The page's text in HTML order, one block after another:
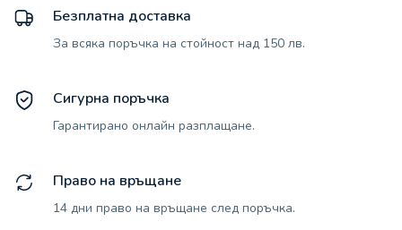
Безплатна доставка
За всяка поръчка на стойност над 150 лв.
Сигурна поръчка
Гарантирано онлайн разплащане.
Право на връщане
14 дни право на връщане след поръчка.